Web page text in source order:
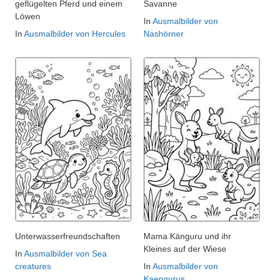
geflügelten Pferd und einem
Löwen
In Ausmalbilder von Hercules
Savanne
In Ausmalbilder von
Nashörner
Unterwasserfreundschaften
In Ausmalbilder von Sea
creatures
Mama Känguru und ihr
Kleines auf der Wiese
In Ausmalbilder von